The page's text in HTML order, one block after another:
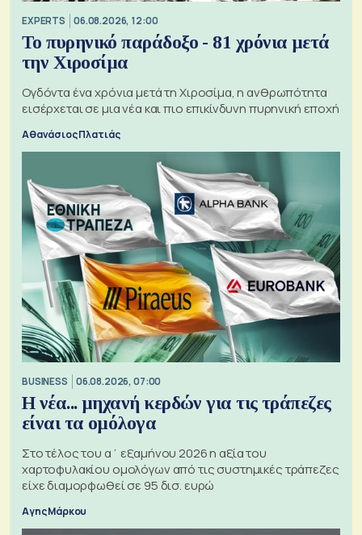
EXPERTS 06.08.2026, 12:00
Το πυρηνικό παράδοξο - 81 χρόνια μετά
την Χιροσίμα
Ογδόντα ένα χρόνια μετά τη Χιροσίμα, η ανθρωπότητα
εισέρχεται σε μια νέα και πιο επικίνδυνη πυρηνική εποχή
Αθανάσιος Πλατιάς
BUSINESS 06.08.2026, 07:00
Η νέα... μηχανή κερδών για τις τράπεζες
είναι τα ομόλογα
Στο τέλος του α΄ εξαμήνου 2026 η αξία του
χαρτοφυλακίου ομολόγων από τις συστημικές τράπεζες
είχε διαμορφωθεί σε 95 δισ. ευρώ
Αγης Μάρκου